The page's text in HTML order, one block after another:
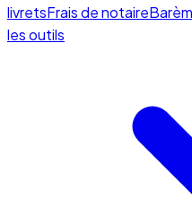
livretsFrais de notaire
les outils